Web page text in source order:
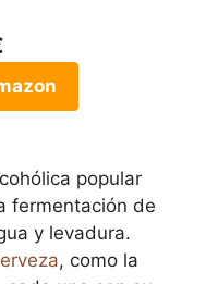
popular
fermentación de
y levadura.
, como la